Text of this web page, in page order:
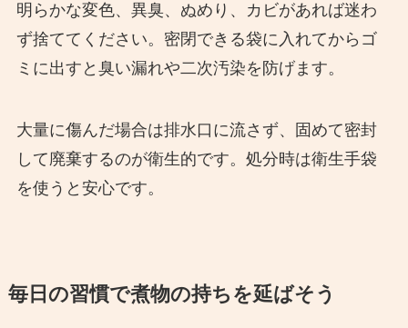
明らかな変色、異臭、ぬめり、カビがあれば迷わ
ず捨ててください。密閉できる袋に入れてからゴ
ミに出すと臭い漏れや二次汚染を防げます。
大量に傷んだ場合は排水口に流さず、固めて密封
して廃棄するのが衛生的です。処分時は衛生手袋
を使うと安心です。
毎日の習慣で煮物の持ちを延ばそう